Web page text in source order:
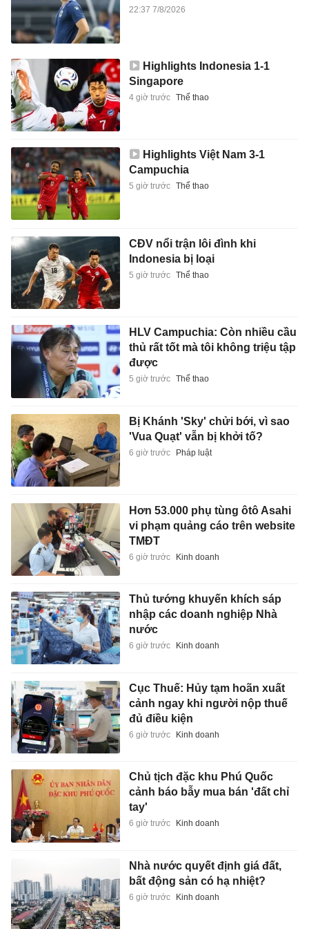
22:37 7/8/2026
Highlights Indonesia 1-1
Singapore
4 giờ trước Thể thao
Highlights Việt Nam 3-1
Campuchia
5 giờ trước Thể thao
CĐV nổi trận lôi đình khi
Indonesia bị loại
5 giờ trước Thể thao
HLV Campuchia: Còn nhiều cầu
thủ rất tốt mà tôi không triệu tập
được
5 giờ trước Thể thao
Bị Khánh 'Sky' chửi bới, vì sao
'Vua Quạt' vẫn bị khởi tố?
6 giờ trước Pháp luật
Hơn 53.000 phụ tùng ôtô Asahi
vi phạm quảng cáo trên website
TMĐT
6 giờ trước Kinh doanh
Thủ tướng khuyến khích sáp
nhập các doanh nghiệp Nhà
nước
6 giờ trước Kinh doanh
Cục Thuế: Hủy tạm hoãn xuất
cảnh ngay khi người nộp thuế
đủ điều kiện
6 giờ trước Kinh doanh
Chủ tịch đặc khu Phú Quốc
cảnh báo bẫy mua bán 'đất chỉ
tay'
6 giờ trước Kinh doanh
Nhà nước quyết định giá đất,
bất động sản có hạ nhiệt?
6 giờ trước Kinh doanh